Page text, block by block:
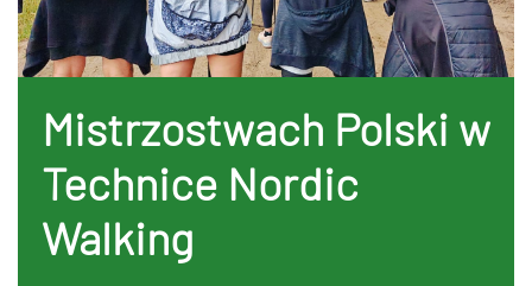
Mistrzostwach Polski w
Technice Nordic
Walking